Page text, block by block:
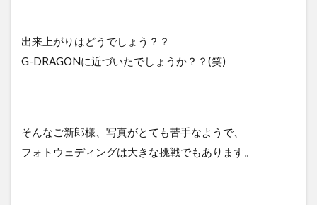
出来上がりはどうでしょう？？
G-DRAGONに近づいたでしょうか？？(笑)
そんなご新郎様、写真がとても苦手なようで、
フォトウェディングは大きな挑戦でもあります。